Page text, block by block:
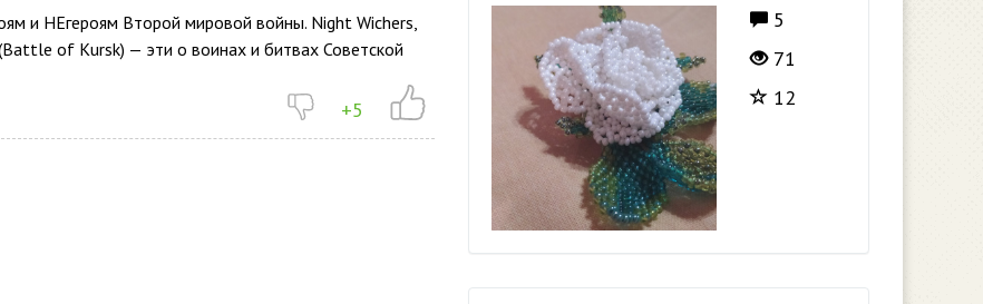
и НЕгероям Второй мировой войны. Night Wichers,
of Kursk) — эти о воинах и битвах Советской
+5
5
71
12